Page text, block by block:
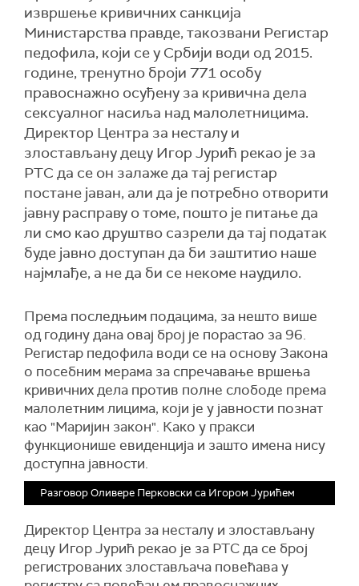
извршење кривичних санкција
Министарства правде, такозвани Регистар
педофила, који се у Србији води од 2015.
године, тренутно броји 771 особу
правоснажно осуђену за кривична дела
сексуалног насиља над малолетницима.
Директор Центра за несталу и
злостављану децу Игор Јурић рекао је за
РТС да се он залаже да тај регистар
постане јаван, али да је потребно отворити
јавну расправу о томе, пошто је питање да
ли смо као друштво сазрели да тај податак
буде јавно доступан да би заштитио наше
најмлађе, а не да би се некоме наудило.
Према последњим подацима, за нешто више
од годину дана овај број је порастао за 96.
Регистар педофила води се на основу Закона
о посебним мерама за спречавање вршења
кривичних дела против полне слободе према
малолетним лицима, који је у јавности познат
као "Маријин закон". Како у пракси
функционише евиденција и зашто имена нису
доступна јавности.
Разговор Оливере Перковски са Игором Јурићем
Директор Центра за несталу и злостављану
децу Игор Јурић рекао је за РТС да се број
регистрованих злостављача повећава у